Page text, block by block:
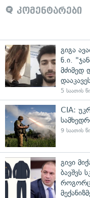
კომენტარები
გიგა
ნ.ი.
მძიმედ
5 საათის
CIA:
9 საათის
გივი
ბავშვს